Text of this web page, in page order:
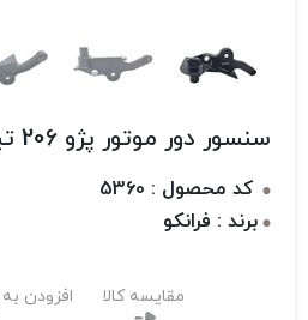
سنسور دور موتور پژو 206 تیپ3 فرانکو
کد محصول : 5360
برند : فرانکو
مقایسه کالا افزودن